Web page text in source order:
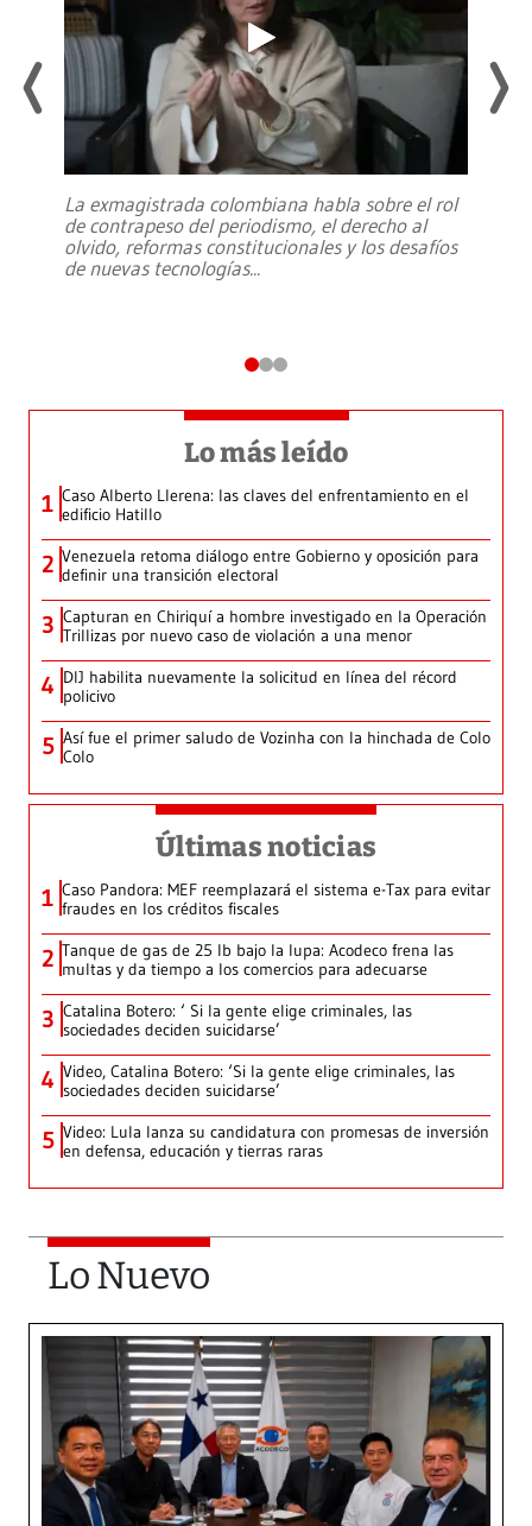
La exmagistrada colombiana habla sobre el rol
de contrapeso del periodismo, el derecho al
olvido, reformas constitucionales y los desafíos
de nuevas tecnologías...
Lo más leído
1 Caso Alberto Llerena: las claves del enfrentamiento en el
edificio Hatillo
2 Venezuela retoma diálogo entre Gobierno y oposición para
definir una transición electoral
3 Capturan en Chiriquí a hombre investigado en la Operación
Trillizas por nuevo caso de violación a una menor
4 DIJ habilita nuevamente la solicitud en línea del récord
policivo
5 Así fue el primer saludo de Vozinha con la hinchada de Colo
Colo
Últimas noticias
1 Caso Pandora: MEF reemplazará el sistema e-Tax para evitar
fraudes en los créditos fiscales
2 Tanque de gas de 25 lb bajo la lupa: Acodeco frena las
multas y da tiempo a los comercios para adecuarse
3 Catalina Botero: ‘ Si la gente elige criminales, las
sociedades deciden suicidarse’
4 Video, Catalina Botero: ‘Si la gente elige criminales, las
sociedades deciden suicidarse’
5 Video: Lula lanza su candidatura con promesas de inversión
en defensa, educación y tierras raras
Lo Nuevo